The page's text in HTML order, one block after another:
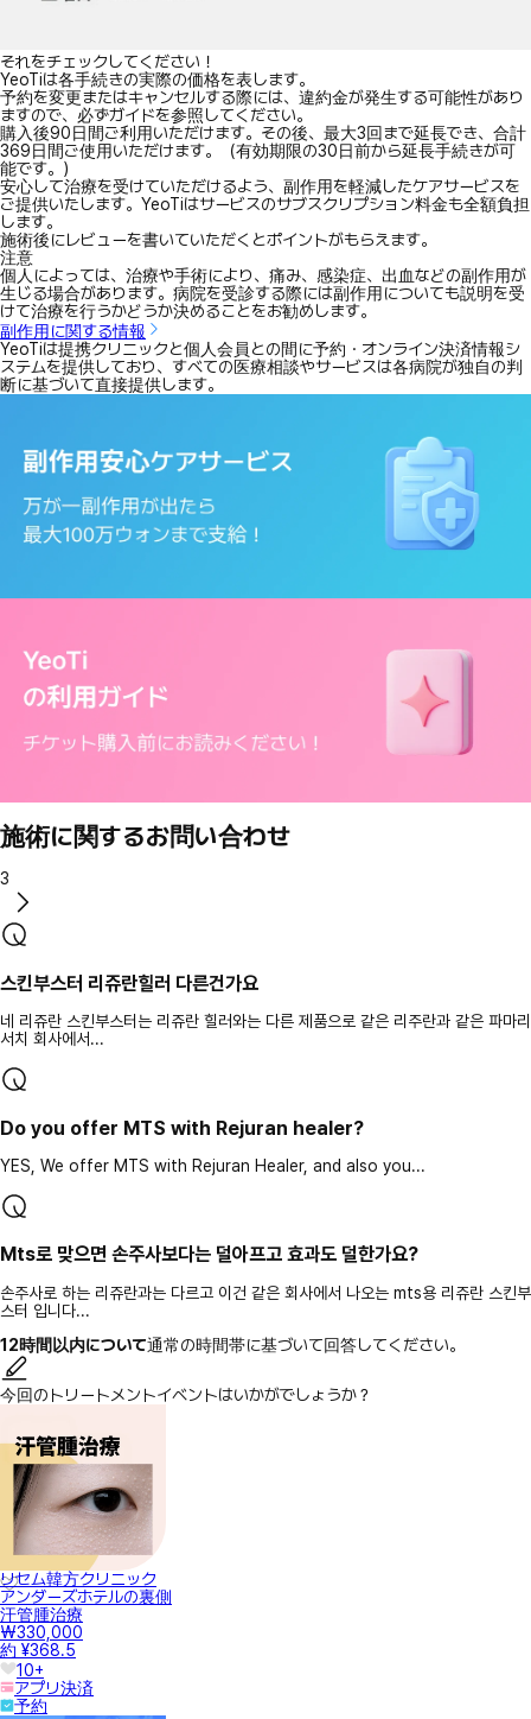
それをチェックしてください！
YeoTiは各手続きの実際の価格を表します。
予約を変更またはキャンセルする際には、違約金が発生する可能性があり
ますので、必ずガイドを参照してください。
購入後90日間ご利用いただけます。その後、最大3回まで延長でき、合計
369日間ご使用いただけます。（有効期限の30日前から延長手続きが可
能です。）
安心して治療を受けていただけるよう、副作用を軽減したケアサービスを
ご提供いたします。YeoTiはサービスのサブスクリプション料金も全額負担
します。
施術後にレビューを書いていただくとポイントがもらえます。
注意
個人によっては、治療や手術により、痛み、感染症、出血などの副作用が
生じる場合があります。病院を受診する際には副作用についても説明を受
けて治療を行うかどうか決めることをお勧めします。
副作用に関する情報
YeoTiは提携クリニックと個人会員との間に予約・オンライン決済情報シ
ステムを提供しており、すべての医療相談やサービスは各病院が独自の判
断に基づいて直接提供します。
施術に関するお問い合わせ
3
스킨부스터 리쥬란힐러 다른건가요
네 리쥬란 스킨부스터는 리쥬란 힐러와는 다른 제품으로 같은 리주란과 같은 파마리
서치 회사에서...
Do you offer MTS with Rejuran healer?
YES, We offer MTS with Rejuran Healer, and also you...
Mts로 맞으면 손주사보다는 덜아프고 효과도 덜한가요?
손주사로 하는 리쥬란과는 다르고 이건 같은 회사에서 나오는 mts용 리쥬란 스킨부
스터 입니다...
12時間以内について通常の時間帯に基づいて回答してください。
今回のトリートメントイベントはいかがでしょうか？
リセム韓方クリニック
アンダーズホテルの裏側
汗管腫治療
₩330,000
約 ¥368.5
10+
アプリ決済
予約